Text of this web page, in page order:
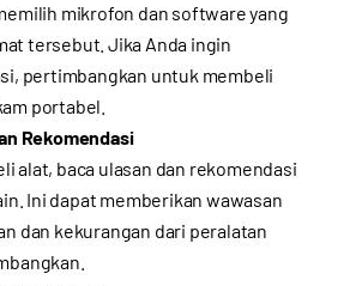
mikrofon dan software yang
tersebut. Jika Anda ingin
pertimbangkan untuk membeli
portabel.
Rekomendasi
alat, baca ulasan dan rekomendasi
Ini dapat memberikan wawasan
dan kekurangan dari peralatan